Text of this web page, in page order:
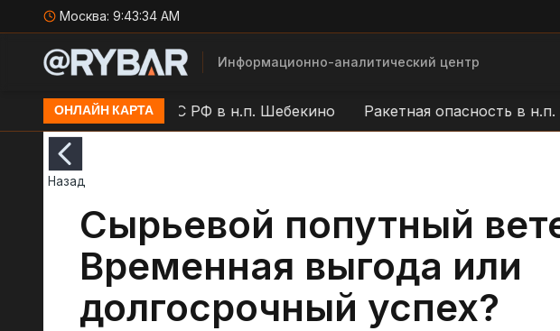
Москва: 9:43:35 AM
Информационно-аналитический центр
ОНЛАЙН КАРТА
Работа ПВО ВС РФ в н.п. Шебекино Ракетная опасность в н.п.
Назад
Сырьевой попутный
Временная выгода или
долгосрочный успех?